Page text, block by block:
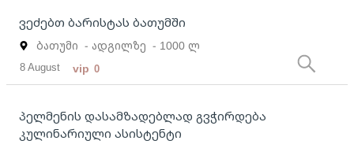
ვეძებთ ბარისტას ბათუმში
ბათუმი - ადგილზე - 1000 ლ
8 August vip 0
პელმენის დასამზადებლად გვჭირდება
კულინარიული ასისტენტი